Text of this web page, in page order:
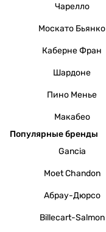
Чарелло
Москато Бьянко
Каберне Фран
Шардоне
Пино Менье
Макабео
Популярные бренды
Gancia
Moet Chandon
Абрау-Дюрсо
Billecart-Salmon